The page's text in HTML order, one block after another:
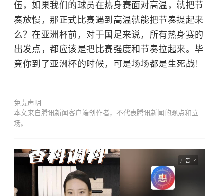
伍，如果我们的球员在热身赛面对高温，就把节
奏放慢，那正式比赛遇到高温就能把节奏提起来
么？在亚洲杯前，对于国足来说，所有热身赛的
出发点，都应该是把比赛强度和节奏拉起来。毕
竟你到了亚洲杯的时候，可是场场都是生死战！
免责声明
本文来自腾讯新闻客户端创作者，不代表腾讯新闻的观点和立
场。
广告